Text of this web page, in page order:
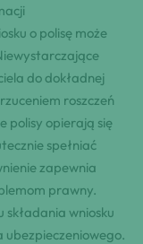
o polisę może
do dokładnej
roszczeń
polisy opierają się
spełniać
zapewnia
prawny.
wniosku
ubezpieczeniowego.